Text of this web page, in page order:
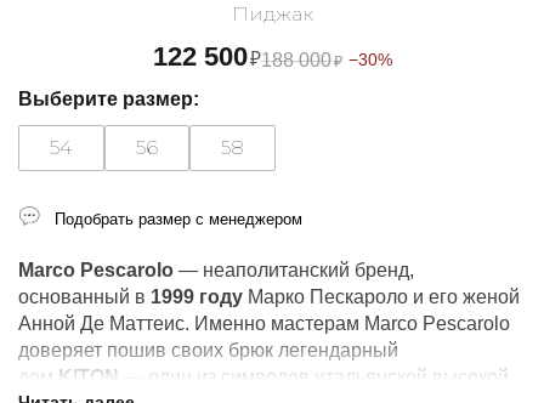
Пиджак
122 500₽188 000₽ −30%
Marco Pescarolo — неаполитанский бренд,
основанный в 1999 году Марко Пескароло и его женой
Анной Де Маттеис. Именно мастерам Marco Pescarolo
доверяет пошив своих брюк легендарный
дом KITON
— один из символов итальянской высокой
Выберите размер:
54 56 58
Подобрать размер с менеджером